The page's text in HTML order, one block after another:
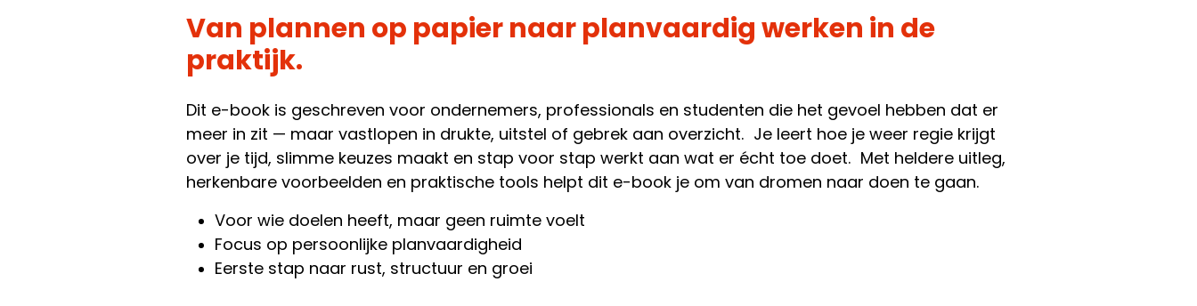
Van plannen op papier naar planvaardig werken in de
praktijk.
Dit e-book is geschreven voor ondernemers, professionals en studenten die het gevoel hebben dat er
meer in zit — maar vastlopen in drukte, uitstel of gebrek aan overzicht. Je leert hoe je weer regie krijgt
over je tijd, slimme keuzes maakt en stap voor stap werkt aan wat er écht toe doet. Met heldere uitleg,
herkenbare voorbeelden en praktische tools helpt dit e-book je om van dromen naar doen te gaan.
Voor wie doelen heeft, maar geen ruimte voelt
Focus op persoonlijke planvaardigheid
Eerste stap naar rust, structuur en groei